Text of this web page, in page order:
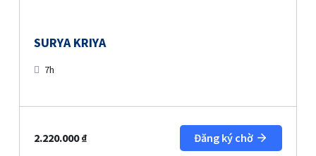
SURYA KRIYA
7h
2.220.000₫ Đăng ký chờ